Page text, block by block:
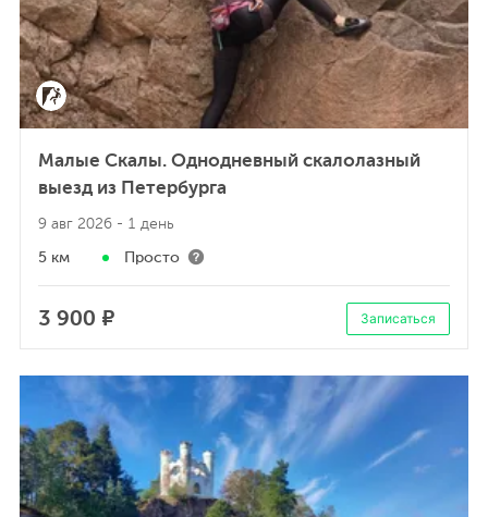
Малые Скалы. Однодневный скалолазный
выезд из Петербурга
9 авг 2026 - 1 день
5 км Просто
3 900 ₽ Записаться